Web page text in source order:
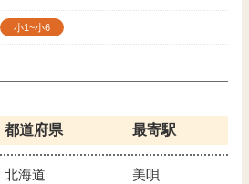
小1~小6
都道府県 最寄駅
北海道 美唄